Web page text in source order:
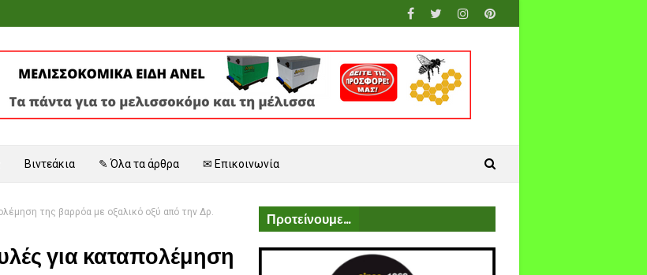
Βιντεάκια ✎ Όλα τα άρθρα ✉ Επικοινωνία
της βαρρόα με οξαλικό οξύ από την Δρ.
για καταπολέμηση
Προτείνουμε...